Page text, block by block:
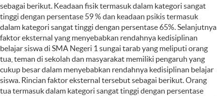
sebagai berikut. Keadaan fisik termasuk dalam kategori sangat
tinggi dengan persentase 59 % dan keadaan psikis termasuk
dalam kategori sangat tinggi dengan persentase 65%. Selanjutnya
faktor eksternal yang menyebabkan rendahnya kedisiplinan
belajar siswa di SMA Negeri 1 sungai tarab yang meliputi orang
tua, teman di sekolah dan masyarakat memiliki pengaruh yang
cukup besar dalam menyebabkan rendahnya kedisiplinan belajar
siswa. Rincian faktor eksternal tersebut sebagai berikut. Orang
tua termasuk dalam kategori sangat tinggi dengan persentase